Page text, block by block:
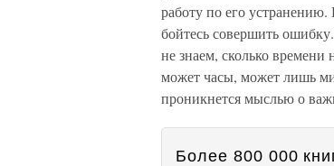
работу по его
бойтесь совершить
не знаем, сколько
может часы, может лишь
проникнется мыслью о
Более 800 000